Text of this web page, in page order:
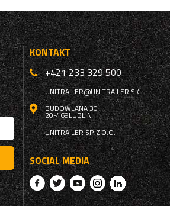
KONTAKT
+421 233 329 500
UNITRAILER@UNITRAILER.SK
BUDOWLANA 30
20-469LUBLIN
UNITRAILER SP. Z O.O.
SOCIAL MEDIA